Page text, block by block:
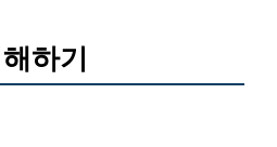
하기